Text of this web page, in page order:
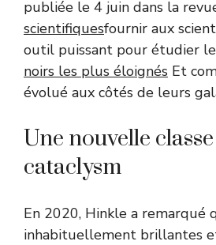
publiée le 4 juin dans la
scientifiquesfournir aux
outil puissant pour étudier
noirs les plus éloignés Et
évolué aux côtés de leurs
Une nouvelle
cataclysm
En 2020, Hinkle a remarqué
inhabituellement brillantes